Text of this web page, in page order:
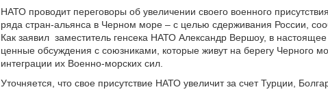
НАТО проводит переговоры об увеличении своего военного
ряда стран-альянса в Черном море – с целью сдерживания России,
Как заявил заместитель генсека НАТО Александр Вершоу, в
ценные обсуждения с союзниками, которые живут на берегу Черного
интеграции их Военно-морских сил.
Уточняется, что свое присутствие НАТО увеличит за счет Турции,